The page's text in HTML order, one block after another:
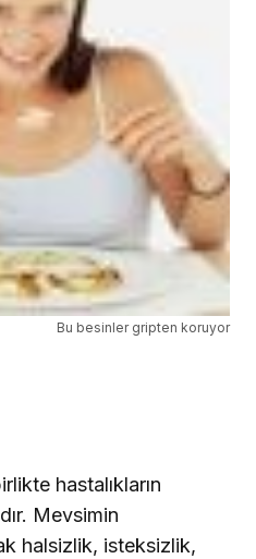
Bu besinler gripten koruyor
hastalıkların
Mevsimin
halsizlik, isteksizlik,